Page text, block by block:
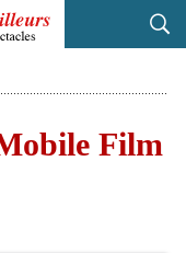
Film